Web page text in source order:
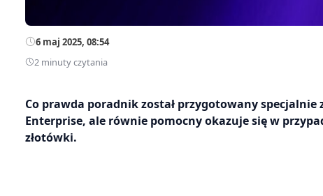
6 maj 2025, 08:54
2 minuty czytania
Co prawda poradnik został przygotowany
Enterprise, ale równie pomocny okazuje się w
złotówki.